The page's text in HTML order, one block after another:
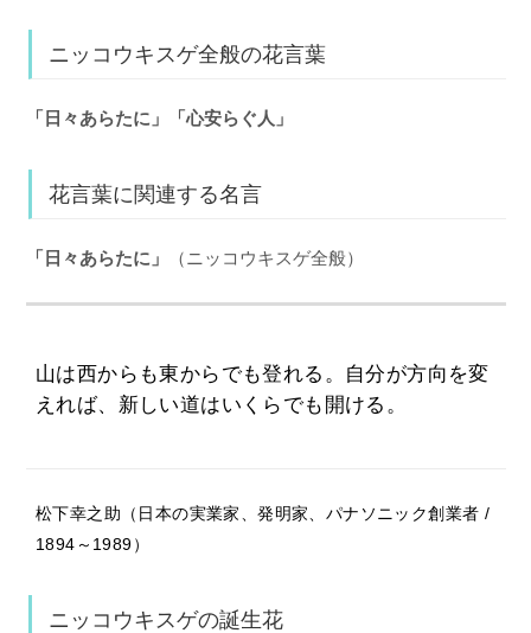
ニッコウキスゲ全般の花言葉
「日々あらたに」「心安らぐ人」
花言葉に関連する名言
「日々あらたに」 （ニッコウキスゲ全般）
山は西からも東からでも登れる。自分が方向を変
えれば、新しい道はいくらでも開ける。
松下幸之助（日本の実業家、発明家、パナソニック創業者 /
1894～1989）
ニッコウキスゲの誕生花